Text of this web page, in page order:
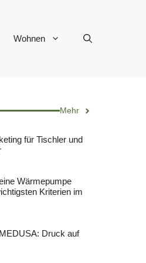
Wohnen
Mehr
für Tischler und
Wärmepumpe
Kriterien im
Druck auf